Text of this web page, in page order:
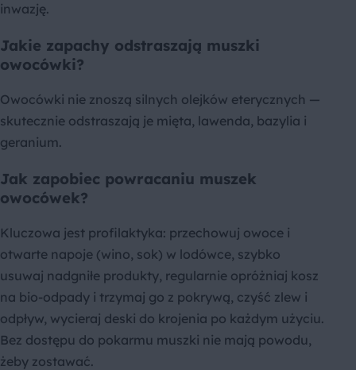
inwazję.
Jakie zapachy odstraszają muszki
owocówki?
Owocówki nie znoszą silnych olejków eterycznych —
skutecznie odstraszają je mięta, lawenda, bazylia i
geranium.
Jak zapobiec powracaniu muszek
owocówek?
Kluczowa jest profilaktyka: przechowuj owoce i
otwarte napoje (wino, sok) w lodówce, szybko
usuwaj nadgniłe produkty, regularnie opróżniaj kosz
na bio-odpady i trzymaj go z pokrywą, czyść zlew i
odpływ, wycieraj deski do krojenia po każdym użyciu.
Bez dostępu do pokarmu muszki nie mają powodu,
żeby zostawać.